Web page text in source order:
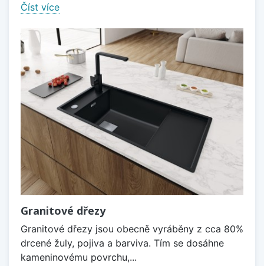
Číst více
Granitové dřezy
Granitové dřezy jsou obecně vyráběny z cca 80%
drcené žuly, pojiva a barviva. Tím se dosáhne
kameninovému povrchu,...